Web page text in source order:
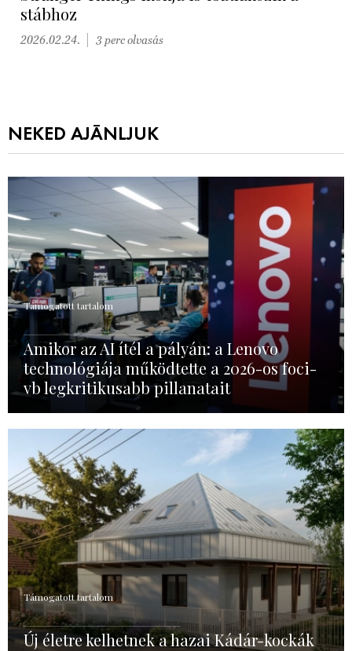
stábhoz
2026.02.24. 3 perc olvasás
NEKED AJÁNLJUK
Támogatott tartalom
Amikor az AI ítél a pályán: a Lenovo
technológiája működtette a 2026-os foci-
vb legkritikusabb pillanatait
Támogatott tartalom
Új életre kelhetnek a hazai Kádár-kockák